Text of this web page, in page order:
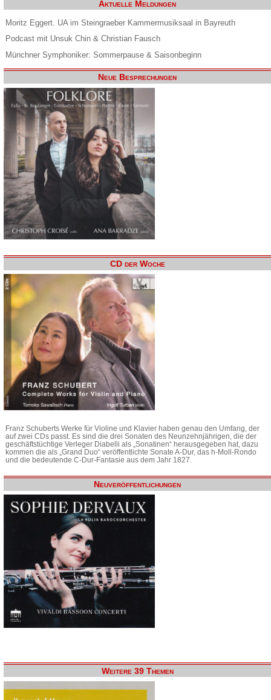
Aktuelle Meldungen
Moritz Eggert. UA im Steingraeber Kammermusiksaal in Bayreuth
Podcast mit Unsuk Chin & Christian Fausch
Münchner Symphoniker: Sommerpause & Saisonbeginn
Neue Besprechungen
CD der Woche
Franz Schuberts Werke für Violine und Klavier haben genau den Umfang, der
auf zwei CDs passt. Es sind die drei Sonaten des Neunzehnjährigen, die der
geschäftstüchtige Verleger Diabelli als „Sonatinen“ herausgegeben hat, dazu
kommen die als „Grand Duo“ veröffentlichte Sonate A-Dur, das h-Moll-Rondo
und die bedeutende C-Dur-Fantasie aus dem Jahr 1827.
Neuveröffentlichungen
Weitere 39 Themen